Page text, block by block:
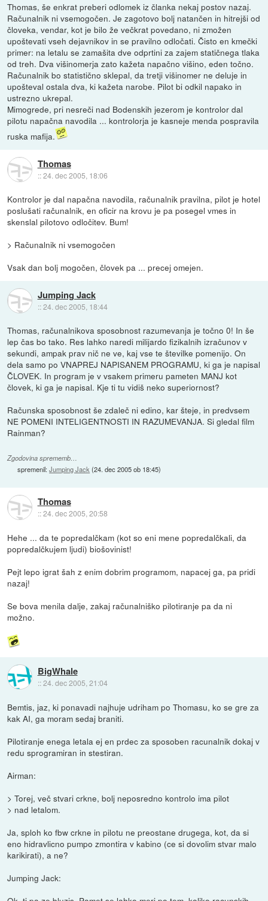
Thomas, še enkrat preberi odlomek iz članka nekaj postov nazaj.
Računalnik ni vsemogočen. Je zagotovo bolj natančen in hitrejši od
človeka, vendar, kot je bilo že večkrat povedano, ni zmožen
upoštevati vseh dejavnikov in se pravilno odločati. Čisto en kmečki
primer: na letalu se zamašita dve odprtini za zajem statičnega tlaka
od treh. Dva višinomerja zato kažeta napačno višino, eden točno.
Računalnik bo statistično sklepal, da tretji višinomer ne deluje in
upošteval ostala dva, ki kažeta narobe. Pilot bi odkil napako in
ustrezno ukrepal.
Mimogrede, pri nesreči nad Bodenskih jezerom je kontrolor dal
pilotu napačna navodila ... kontrolorja je kasneje menda pospravila
ruska mafija.
Thomas
::24. dec 2005, 18:06
Kontrolor je dal napačna navodila, računalnik pravilna, pilot je hotel
poslušati računalnik, en oficir na krovu je pa posegel vmes in
skenslal pilotovo odločitev. Bum!
> Računalnik ni vsemogočen
Vsak dan bolj mogočen, človek pa ... precej omejen.
Jumping Jack
::24. dec 2005, 18:44
Thomas, računalnikova sposobnost razumevanja je točno 0! In še
lep čas bo tako. Res lahko naredi milijardo fizikalnih izračunov v
sekundi, ampak prav nič ne ve, kaj vse te številke pomenijo. On
dela samo po VNAPREJ NAPISANEM PROGRAMU, ki ga je napisal
ČLOVEK. In program je v vsakem primeru pameten MANJ kot
človek, ki ga je napisal. Kje ti tu vidiš neko superiornost?
Računska sposobnost še zdaleč ni edino, kar šteje, in predvsem
NE POMENI INTELIGENTNOSTI IN RAZUMEVANJA. Si gledal film
Rainman?
Zgodovina sprememb…
spremenil:Jumping Jack (24. dec 2005 ob 18:45)
Thomas
::24. dec 2005, 20:58
Hehe ... da te popredalčkam (kot so eni mene popredalčkali, da
popredalčkujem ljudi) biošovinist!
Pejt lepo igrat šah z enim dobrim programom, napacej ga, pa pridi
nazaj!
Se bova menila dalje, zakaj računalniško pilotiranje pa da ni
možno.
BigWhale
::24. dec 2005, 21:04
Bemtis, jaz, ki ponavadi najhuje udriham po Thomasu, ko se gre za
kak AI, ga moram sedaj braniti.
Pilotiranje enega letala ej en prdec za sposoben racunalnik dokaj v
redu sprogramiran in stestiran.
Airman:
> Torej, več stvari crkne, bolj neposredno kontrolo ima pilot
> nad letalom.
Ja, sploh ko fbw crkne in pilotu ne preostane drugega, kot, da si
eno hidravlicno pumpo zmontira v kabino (ce si dovolim stvar malo
karikirati), a ne?
Jumping Jack: